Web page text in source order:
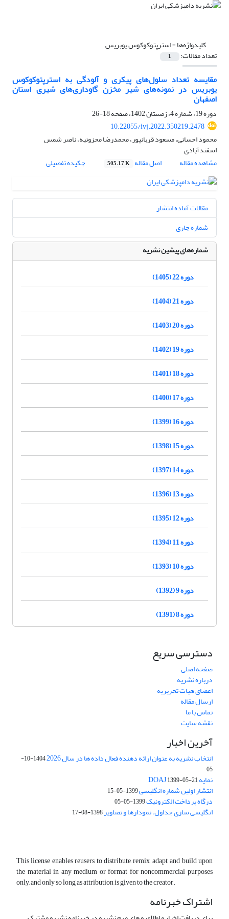
کلیدواژه‌ها =استرپتوکوکوس یوبریس
تعداد مقالات: 1
مقایسه تعداد سلول‌های پیکری و آلودگی به استرپتوکوکوس
یوبریس در نمونه‌های شیر مخزن گاوداری‌های شیری استان
اصفهان
دوره 19، شماره 4، زمستان 1402، صفحه
18-26
10.22055/ivj.2022.350219.2478
محمود احسانی، مسعود قربانپور، محمدرضا محزونیه، ناصر شمس
اسفندآبادی
مشاهده مقاله
اصل مقاله 505.17 K چکیده تفصیلی
مقالات آماده انتشار
شماره جاری
شماره‌های پیشین نشریه
دوره 22 (1405)
دوره 21 (1404)
دوره 20 (1403)
دوره 19 (1402)
دوره 18 (1401)
دوره 17 (1400)
دوره 16 (1399)
دوره 15 (1398)
دوره 14 (1397)
دوره 13 (1396)
دوره 12 (1395)
دوره 11 (1394)
دوره 10 (1393)
دوره 9 (1392)
دوره 8 (1391)
دسترسی سریع
صفحه اصلی
درباره نشریه
اعضای هیات تحریریه
ارسال مقاله
تماس با ما
نقشه سایت
آخرین اخبار
انتخاب نشریه به عنوان ارائه دهنده فعال داده ها در سال 2026
1404-10-
05
نمایه DOAJ1399-05-21
انتشار اولین شماره انگلیسی1399-05-15
درگاه پرداخت الکترونیک1399-05-05
انگلیسی سازی جداول، نمودارها و تصاویر1398-08-17
This license enables reusers to distribute, remix, adapt, and build upon
the material in any medium or format for noncommercial purposes
only, and only so long as attribution is given to the creator.
اشتراک خبرنامه